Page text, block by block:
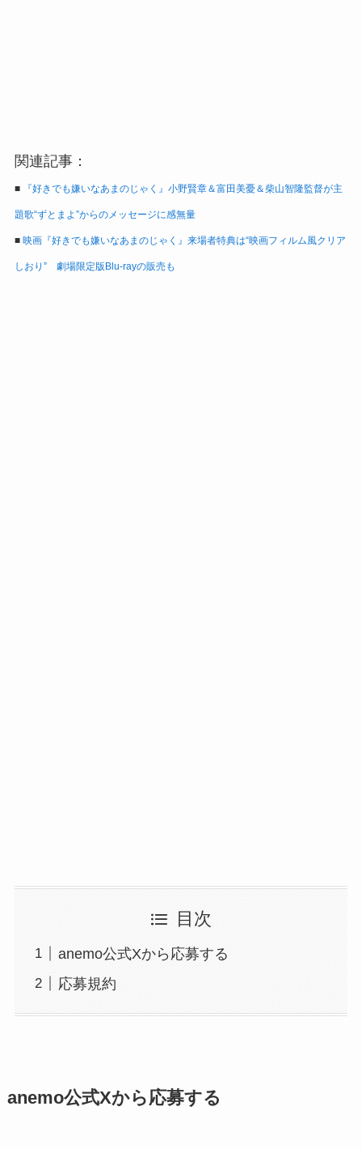
関連記事：
■ 『好きでも嫌いなあまのじゃく』小野賢章＆富田美憂＆柴山智隆監督が主
題歌“ずとまよ”からのメッセージに感無量
■ 映画『好きでも嫌いなあまのじゃく』来場者特典は“映画フィルム風クリア
しおり” 劇場限定版Blu-rayの販売も
目次
anemo公式Xから応募する
応募規約
anemo公式Xから応募する